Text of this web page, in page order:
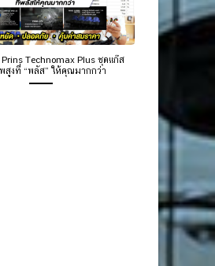
Prins Technomax Plus ชุดแก๊ส
สูงที่ “พลัส” ให้คุณมากกว่า